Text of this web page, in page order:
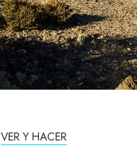
VER Y HACER